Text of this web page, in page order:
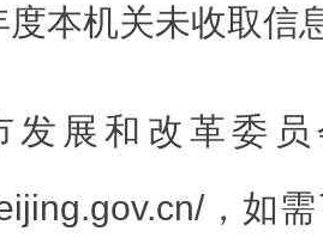
度本机关未收取信
发展和改革委
，如